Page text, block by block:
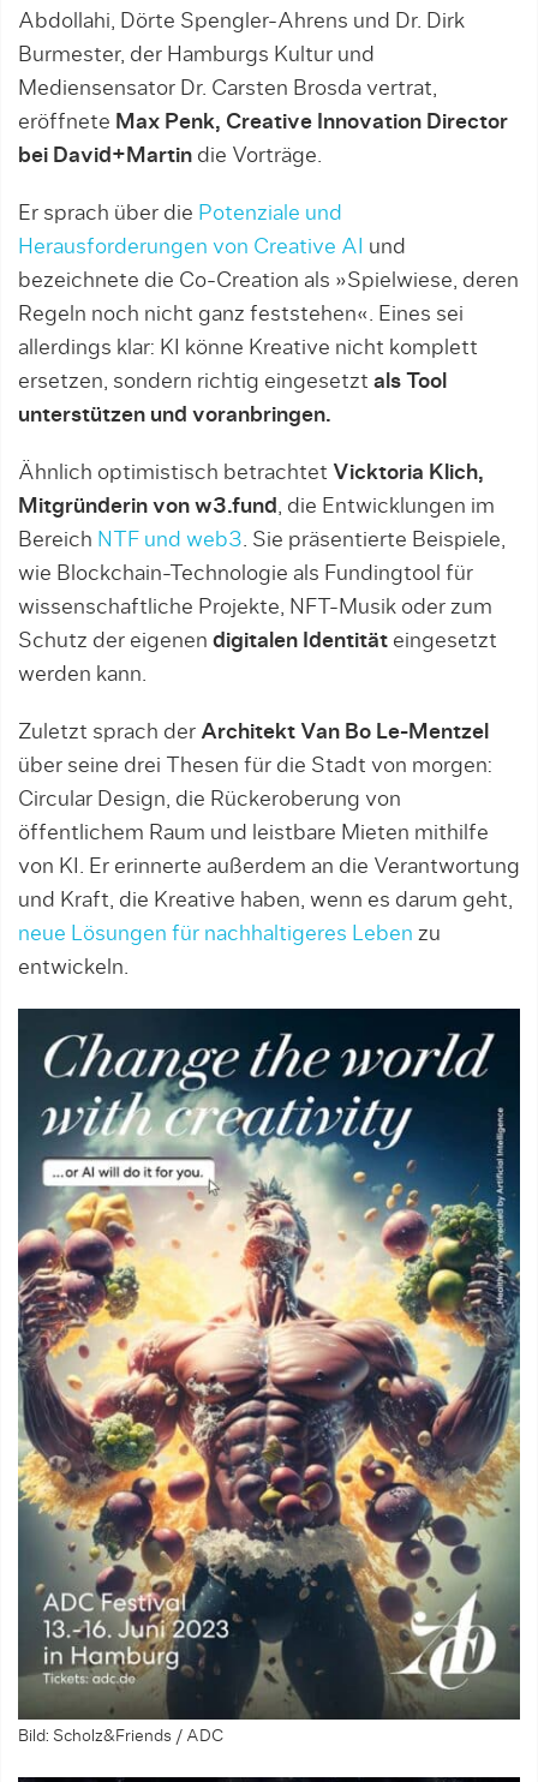
Abdollahi, Dörte Spengler-Ahrens und Dr. Dirk
Burmester, der Hamburgs Kultur und
Mediensensator Dr. Carsten Brosda vertrat,
eröffnete Max Penk, Creative Innovation Director
bei David+Martin die Vorträge.
Er sprach über die Potenziale und
Herausforderungen von Creative AI
und
bezeichnete die Co-Creation als »Spielwiese, deren
Regeln noch nicht ganz feststehen«. Eines sei
allerdings klar: KI könne Kreative nicht komplett
ersetzen, sondern richtig eingesetzt als Tool
unterstützen und voranbringen.
Ähnlich optimistisch betrachtet Vicktoria Klich,
Mitgründerin von w3.fund , die Entwicklungen im
Bereich NTF und web3. Sie präsentierte Beispiele,
wie Blockchain-Technologie als Fundingtool für
wissenschaftliche Projekte, NFT-Musik oder zum
Schutz der eigenen digitalen Identität eingesetzt
werden kann.
Zuletzt sprach der Architekt Van Bo Le-Mentzel
über seine drei Thesen für die Stadt von morgen:
Circular Design, die Rückeroberung von
öffentlichem Raum und leistbare Mieten mithilfe
von KI. Er erinnerte außerdem an die Verantwortung
und Kraft, die Kreative haben, wenn es darum geht,
neue Lösungen für nachhaltigeres Leben zu
entwickeln.
Bild: Scholz&Friends / ADC